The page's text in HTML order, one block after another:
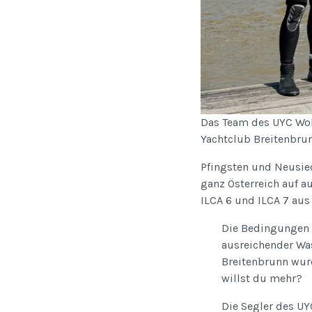
Das Team des UYC
Yachtclub
Pfingsten und
ganz Österreich auf
ILCA 6 und ILCA 7
Die
ausreichender
Breitenbrunn
willst du mehr?
Die Segler des